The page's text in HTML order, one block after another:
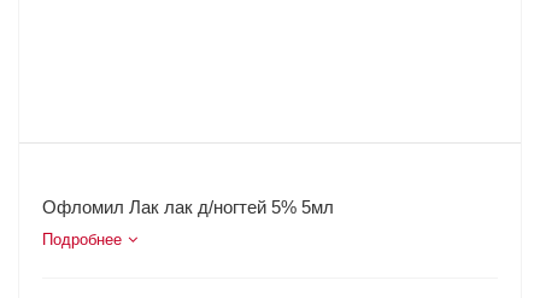
Офломил Лак лак д/ногтей 5% 5мл
Подробнее